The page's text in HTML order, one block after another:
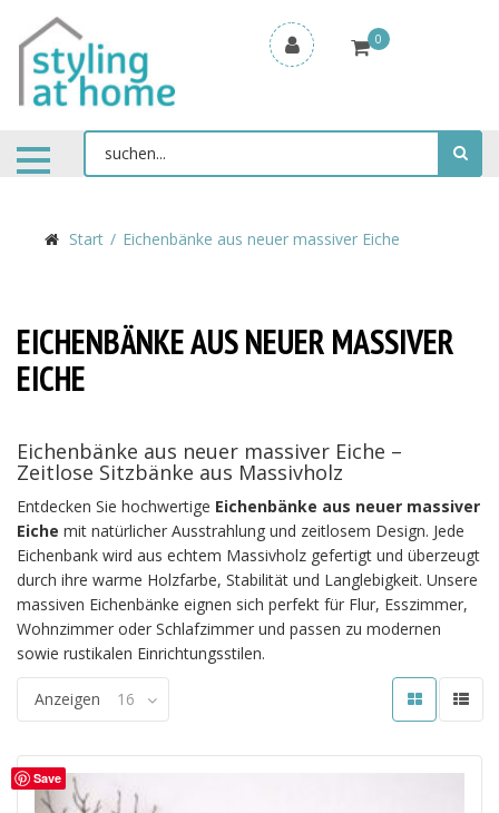
0
Start Eichenbänke aus neuer massiver Eiche
EICHENBÄNKE AUS NEUER MASSIVER
EICHE
Eichenbänke aus neuer massiver Eiche –
Zeitlose Sitzbänke aus Massivholz
Entdecken Sie hochwertige Eichenbänke aus neuer massiver
Eiche mit natürlicher Ausstrahlung und zeitlosem Design. Jede
Eichenbank wird aus echtem Massivholz gefertigt und überzeugt
durch ihre warme Holzfarbe, Stabilität und Langlebigkeit. Unsere
massiven Eichenbänke eignen sich perfekt für Flur, Esszimmer,
Wohnzimmer oder Schlafzimmer und passen zu modernen
sowie rustikalen Einrichtungsstilen.
Anzeigen 16
Save